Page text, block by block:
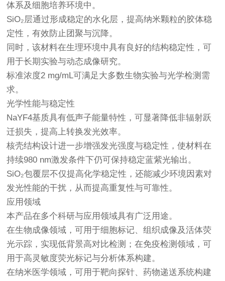
体系及细胞培养环境中。
SiO₂层通过形成稳定的水化层，提高纳米颗粒的胶体稳
定性，有效防止团聚与沉降。
同时，该材料在生理环境中具有良好的结构稳定性，可
用于长期实验与动态成像研究。
标准浓度2 mg/mL可满足大多数生物实验与光学检测需
求。
光学性能与稳定性
NaYF4基质具有低声子能量特性，可显著降低非辐射跃
迁损失，提高上转换发光效率。
核壳结构设计进一步增强发光强度与稳定性，使材料在
持续980 nm激发条件下仍可保持稳定蓝紫光输出。
SiO₂包覆层不仅提高化学稳定性，还能减少环境因素对
发光性能的干扰，从而提高重复性与可靠性。
应用领域
本产品在多个科研与应用领域具有广泛用途。
在生物成像领域，可用于细胞标记、组织成像及活体荧
光示踪，实现低背景高对比检测；在免疫检测领域，可
用于高灵敏度荧光标记与分析体系构建。
在纳米医学领域，可用于靶向探针、药物递送系统构建